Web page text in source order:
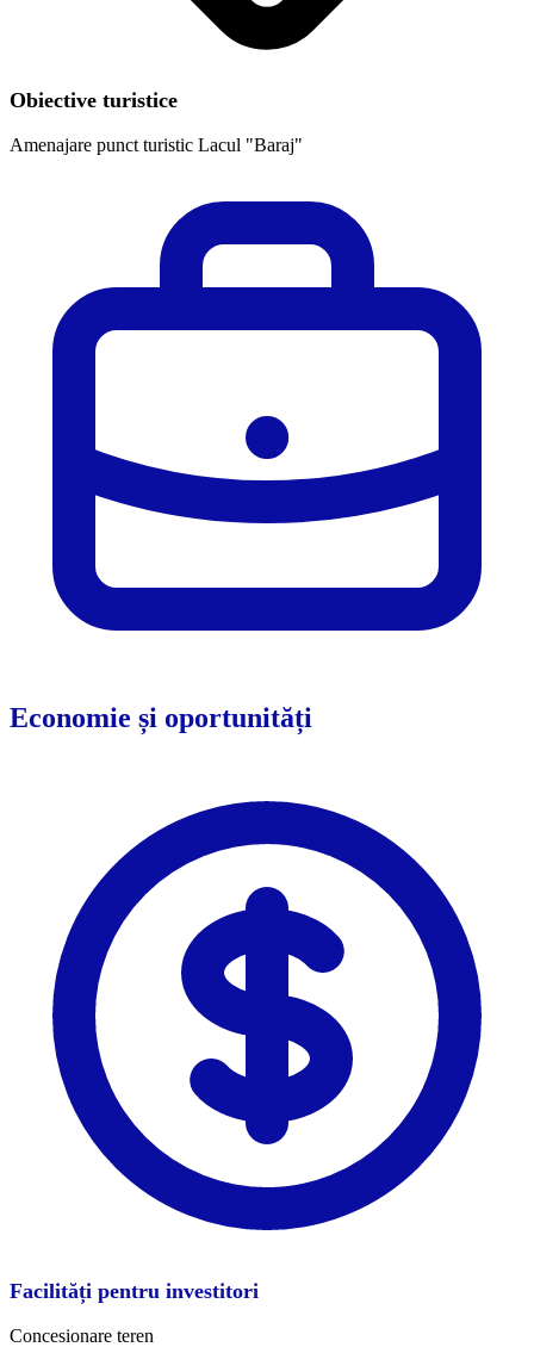
Obiective turistice
Amenajare punct turistic Lacul "Baraj"
Economie și oportunități
Facilități pentru investitori
Concesionare teren